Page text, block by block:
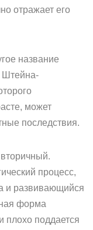
отражает его
название
Штейна-
может
последствия.
процесс,
и развивающийся
форма
плохо поддается